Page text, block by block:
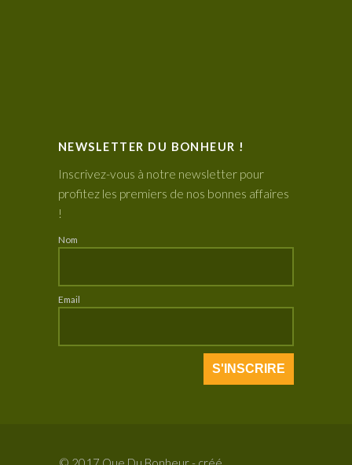
NEWSLETTER DU BONHEUR !
Inscrivez-vous à notre newsletter pour
profitez les premiers de nos bonnes affaires
!
Nom
Email